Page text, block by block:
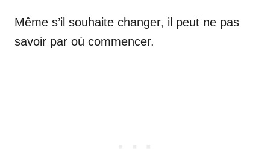
Même s’il souhaite changer, il peut ne pas
savoir par où commencer.